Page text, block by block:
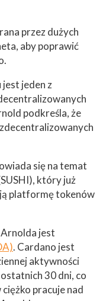
przez dużych
aby poprawić
jeden z
podkreśla, że
się na temat
który już
platformę tokenów
jest
. Cardano jest
aktywności
30 dni, co
pracuje nad